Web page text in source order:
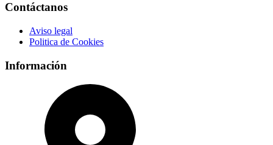
Contáctanos
Aviso legal
Politica de Cookies
Información